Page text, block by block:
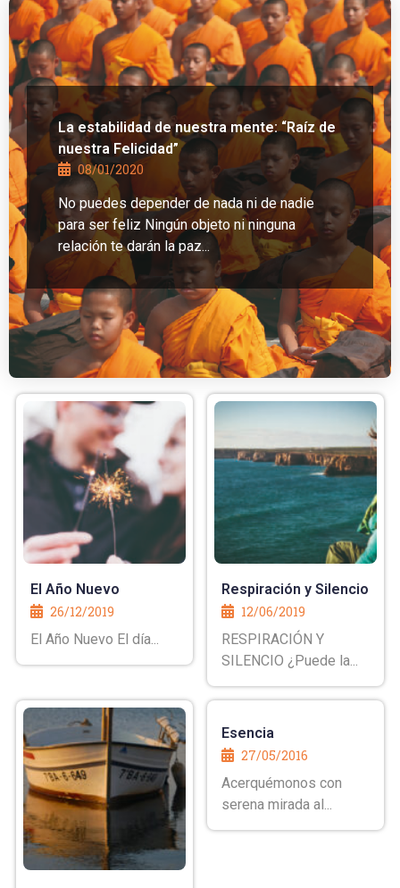
La estabilidad de nuestra mente: “Raíz de
nuestra Felicidad”
08/01/2020
No puedes depender de nada ni de nadie
para ser feliz Ningún objeto ni ninguna
relación te darán la paz...
El Año Nuevo
26/12/2019
El Año Nuevo El día...
Respiración y Silencio
12/06/2019
RESPIRACIÓN Y
SILENCIO ¿Puede la...
Esencia
27/05/2016
Acerquémonos con
serena mirada al...